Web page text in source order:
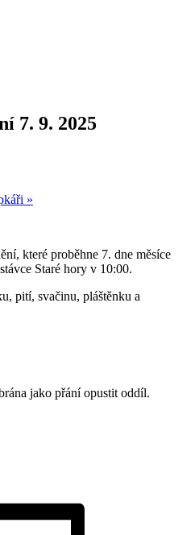
7. 9. 2025
»
které proběhne 7. dne měsíce
Staré hory v 10:00.
pití, svačinu, pláštěnku a
jako přání opustit oddíl.